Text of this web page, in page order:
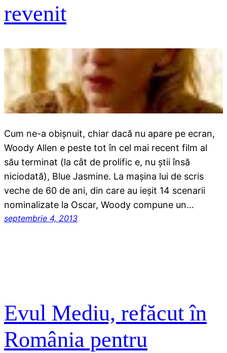
revenit
Cum ne-a obişnuit, chiar dacă nu apare pe ecran,
Woody Allen e peste tot în cel mai recent film al
său terminat (la cât de prolific e, nu ştii însă
niciodată), Blue Jasmine. La maşina lui de scris
veche de 60 de ani, din care au ieşit 14 scenarii
nominalizate la Oscar, Woody compune un…
septembrie 4, 2013
Evul Mediu, refăcut în
România pentru